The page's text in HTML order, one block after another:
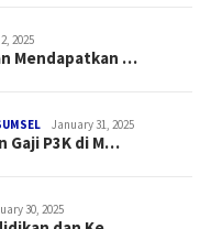
2025
Mendapatkan …
January 31, 2025
Gaji P3K di M…
30, 2025